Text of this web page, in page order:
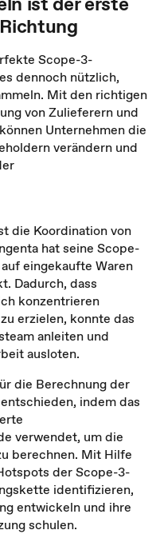
Scope-3-
dennoch nützlich,
Mit den richtigen
von Zulieferern und
Unternehmen die
verändern und
die Koordination von
hat seine Scope-
eingekaufte Waren
Dadurch, dass
konzentrieren
erzielen, konnte das
anleiten und
ausloten.
die Berechnung der
indem das
verwendet, um die
berechnen. Mit Hilfe
der Scope-3-
identifizieren,
entwickeln und ihre
schulen.